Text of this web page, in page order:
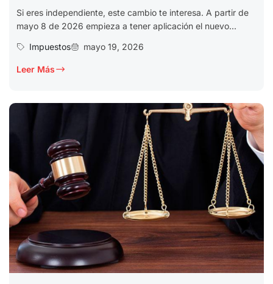
Si eres independiente, este cambio te interesa. A partir de
mayo 8 de 2026 empieza a tener aplicación el nuevo...
Impuestos
mayo 19, 2026
Leer Más